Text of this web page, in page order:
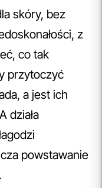
skóry, bez
z
co tak
przytoczyć
a jest ich
działa
powstawanie